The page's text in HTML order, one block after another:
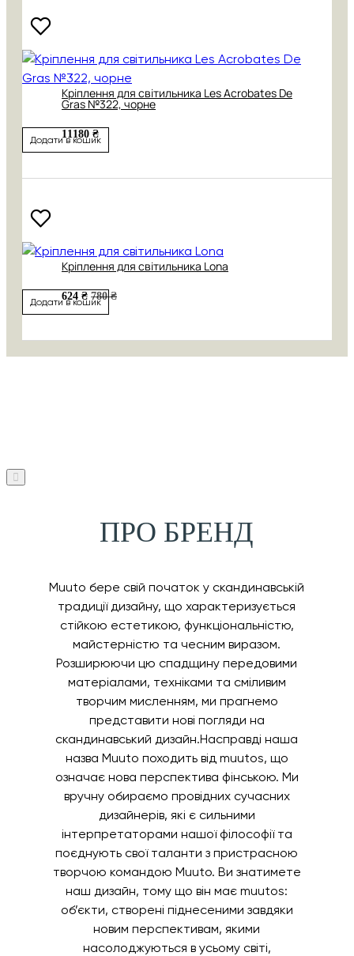
Кріплення для світильника Les Acrobates De
Gras №322, чорне
11180 ₴
Додати в кошик
Кріплення для світильника Lona
624 ₴ 780 ₴
Додати в кошик
ПРО БРЕНД
Muuto бере свій початок у скандинавській
традиції дизайну, що характеризується
стійкою естетикою, функціональністю,
майстерністю та чесним виразом.
Розширюючи цю спадщину передовими
матеріалами, техніками та сміливим
творчим мисленням, ми прагнемо
представити нові погляди на
скандинавський дизайн.Насправді наша
назва Muuto походить від muutos, що
означає нова перспектива фінською. Ми
вручну обираємо провідних сучасних
дизайнерів, які є сильними
інтерпретаторами нашої філософії та
поєднують свої таланти з пристрасною
творчою командою Muuto. Ви знатимете
наш дизайн, тому що він має muutos:
об’єкти, створені піднесеними завдяки
новим перспективам, якими
насолоджуються в усьому світі,